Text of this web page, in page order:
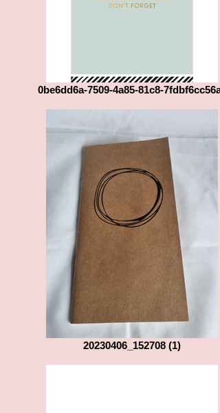
0be6dd6a-7509-4a85-81c8-7fdbf6cc56a0
20230406_152708 (1)